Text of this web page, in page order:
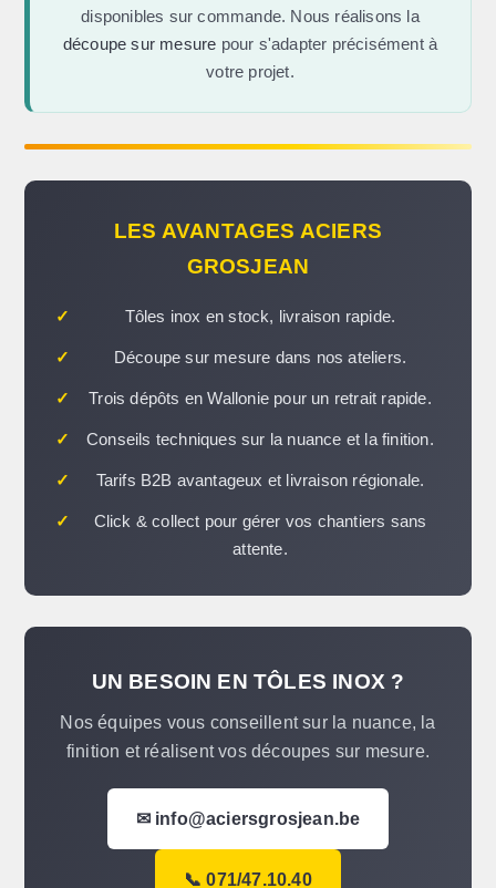
disponibles sur commande. Nous réalisons la
découpe sur mesure pour s'adapter précisément à
votre projet.
LES AVANTAGES ACIERS
GROSJEAN
✓ Tôles inox en stock, livraison rapide.
✓ Découpe sur mesure dans nos ateliers.
✓ Trois dépôts en Wallonie pour un retrait rapide.
✓ Conseils techniques sur la nuance et la finition.
✓ Tarifs B2B avantageux et livraison régionale.
✓
Click & collect pour gérer vos chantiers sans
attente.
UN BESOIN EN TÔLES INOX ?
Nos équipes vous conseillent sur la nuance, la
finition et réalisent vos découpes sur mesure.
✉ info@aciersgrosjean.be
📞 071/47.10.40